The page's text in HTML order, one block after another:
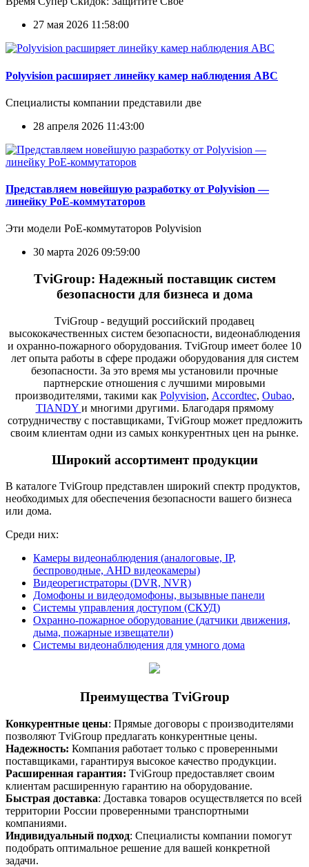
27 мая 2026 11:58:00
Polyvision расширяет линейку камер наблюдения ABC
Специалисты компании представили две
28 апреля 2026 11:43:00
Представляем новейшую разработку от Polyvision —
линейку PoE-коммутаторов
Эти модели PoE-коммутаторов Polyvision
30 марта 2026 09:59:00
TviGroup: Надежный поставщик систем
безопасности для бизнеса и дома
TviGroup - ведущий российский продавец
высококачественных систем безопасности, видеонаблюдения
и охранно-пожарного оборудования. TviGroup имеет более 10
лет опыта работы в сфере продажи оборудования для систем
безопасности. За это время мы установили прочные
партнерские отношения с лучшими мировыми
производителями, такими как Polyvision, Accordtec, Oubao,
TIANDY и многими другими. Благодаря прямому
сотрудничеству с поставщиками, TviGroup может предложить
своим клиентам одни из самых конкурентных цен на рынке.
Широкий ассортимент продукции
В каталоге TviGroup представлен широкий спектр продуктов,
необходимых для обеспечения безопасности вашего бизнеса
или дома.
Среди них:
Камеры видеонаблюдения (аналоговые, IP,
беспроводные, AHD видеокамеры)
Видеорегистраторы (DVR, NVR)
Домофоны и видеодомофоны, вызывные панели
Системы управления доступом (СКУД)
Охранно-пожарное оборудование (датчики движения,
дыма, пожарные извещатели)
Системы видеонаблюдения для умного дома
Преимущества TviGroup
Конкурентные цены: Прямые договоры с производителями
позволяют TviGroup предлагать конкурентные цены.
Надежность: Компания работает только с проверенными
поставщиками, гарантируя высокое качество продукции.
Расширенная гарантия: TviGroup предоставляет своим
клиентам расширенную гарантию на оборудование.
Быстрая доставка: Доставка товаров осуществляется по всей
территории России проверенными транспортными
компаниями.
Индивидуальный подход: Специалисты компании помогут
подобрать оптимальное решение для вашей конкретной
задачи.